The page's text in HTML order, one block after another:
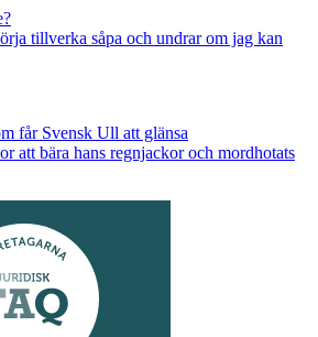
tillverka såpa och undrar om jag kan
får Svensk Ull att glänsa
att bära hans regnjackor och mordhotats